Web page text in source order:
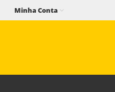
Minha Conta